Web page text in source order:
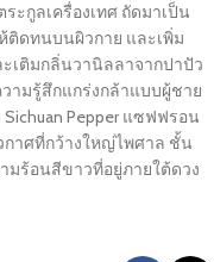
กูลเครื่องเทศ ถัดมาเป็น
ติดทนบนผิวกาย และเพิ่ม
เติมกลิ่นวานิลลาจากปาปัว
ามรู้สึกแกร่งกล้าแบบผู้ชาย
Pepper แซฟฟรอน
าศที่กว้างใหญ่ไพศาล ชั้น
มร้อนสีขาวที่อยู่ภายใต้ดวง